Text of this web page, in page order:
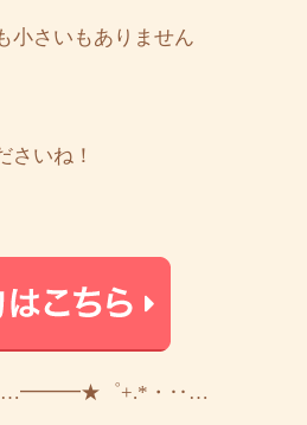
小さいもありません
さいね！
゜+.*・‥…